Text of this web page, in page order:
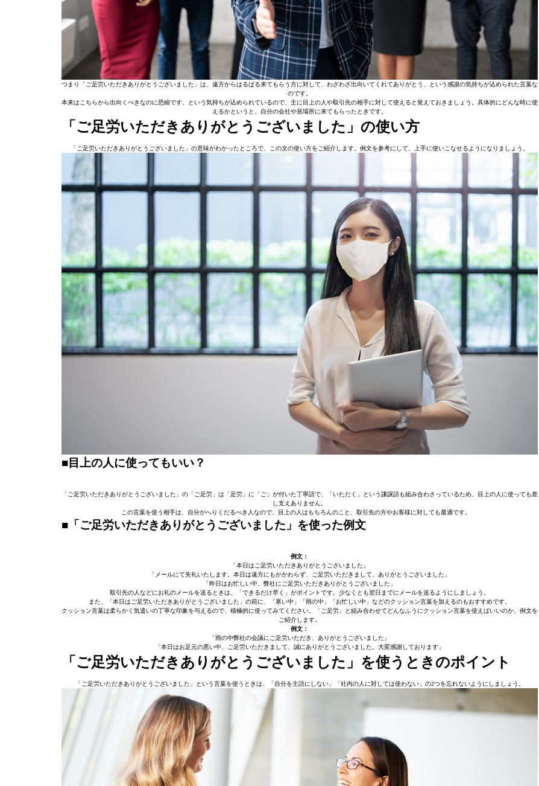
つまり「ご足労いただきありがとうございました」は、遠方からはるばる来てもらう方に対して、わざわざ出向いてくれてありがとう、という感謝の気持ちが込められた言葉な
のです。
本来はこちらから出向くべきなのに恐縮です、という気持ちが込められているので、主に目上の人や取引先の相手に対して使えると覚えておきましょう。具体的にどんな時に使
えるかというと、自分の会社や居場所に来てもらったときです。
「ご足労いただきありがとうございました」の使い方
「ご足労いただきありがとうございました」の意味がわかったところで、この文の使い方をご紹介します。例文を参考にして、上手に使いこなせるようになりましょう。
■目上の人に使ってもいい？
「ご足労いただきありがとうございました」の「ご足労」は「足労」に「ご」が付いた丁寧語で、「いただく」という謙譲語も組み合わさっているため、目上の人に使っても差
し支えありません。
この言葉を使う相手は、自分がへりくだるべき人なので、目上の人はもちろんのこと、取引先の方やお客様に対しても最適です。
■「ご足労いただきありがとうございました」を使った例文
例文：
「本日はご足労いただきありがとうございました」
「メールにて失礼いたします。本日は遠方にもかかわらず、ご足労いただきまして、ありがとうございました」
「昨日はお忙しい中、弊社にご足労いただきありがとうございました」
取引先の人などにお礼のメールを送るときは、「できるだけ早く」がポイントです。少なくとも翌日までにメールを送るようにしましょう。
また、「本日はご足労いただきありがとうございました」の前に、「寒い中」「雨の中」「お忙しい中」などのクッション言葉を加えるのもおすすめです。
クッション言葉は柔らかく気遣いの丁寧な印象を与えるので、積極的に使ってみてください。「ご足労」と組み合わせてどんなふうにクッション言葉を使えばいいのか、例文を
ご紹介します。
例文：
「雨の中弊社の会議にご足労いただき、ありがとうございました」
「本日はお足元の悪い中、ご足労いただきまして、誠にありがとうございました。大変感謝しております」
「ご足労いただきありがとうございました」を使うときのポイント
「ご足労いただきありがとうございました」という言葉を使うときは、「自分を主語にしない」「社内の人に対しては使わない」の2つを忘れないようにしましょう。